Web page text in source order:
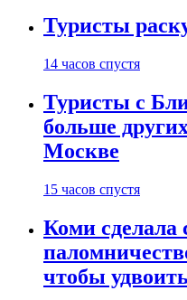
Туристы
14 часов спустя
Туристы с
больше
Москве
15 часов спустя
Коми сделала
чтобы